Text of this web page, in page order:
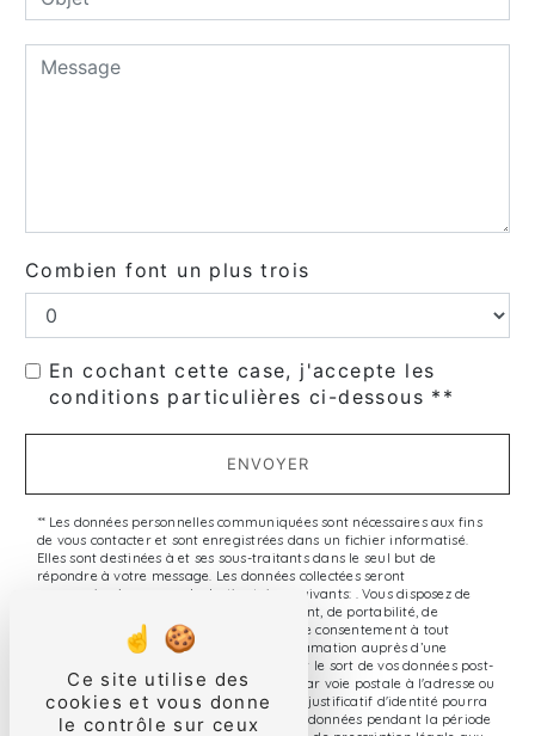
Combien font un plus trois
En cochant cette case, j'accepte les
conditions particulières ci-dessous **
ENVOYER
** Les données personnelles communiquées sont nécessaires aux fins
de vous contacter et sont enregistrées dans un fichier informatisé.
Elles sont destinées à et ses sous-traitants dans le seul but de
répondre à votre message. Les données collectées seront
communiquées aux seuls destinataires suivants: . Vous disposez de
droits d’accès, de rectification, d’effacement, de portabilité, de
limitation, d’opposition, de retrait de votre consentement à tout
moment et du droit d’introduire une réclamation auprès d’une
autorité de contrôle, ainsi que d’organiser le sort de vos données post-
mortem. Vous pouvez exercer ces droits par voie postale à l'adresse ou
par courrier électronique à l'adresse . Un justificatif d'identité pourra
vous être demandé. Nous conservons vos données pendant la période
Ce site utilise des
cookies et vous donne
le contrôle sur ceux